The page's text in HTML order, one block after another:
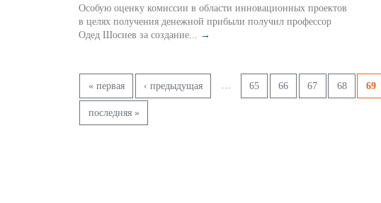
Особую оценку комиссии в области инновационных проектов
в целях получения денежной прибыли получил профессор
Одед Шосиев за создание... →
Страницы
« первая ‹ предыдущая 65 66 67 68 69
последняя »